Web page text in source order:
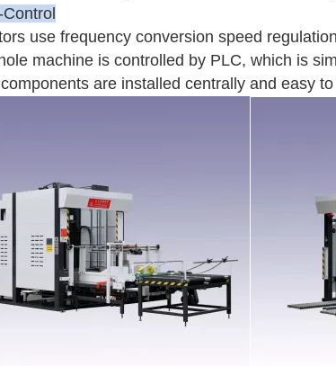
use frequency conversion speed
machine is controlled by PLC, which is
are installed centrally and easy